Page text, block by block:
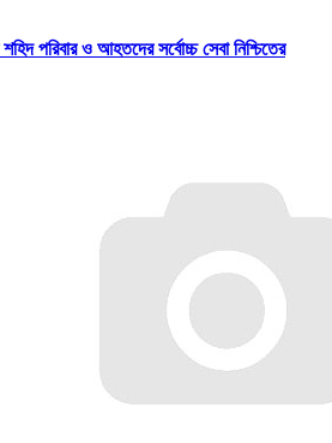
পরিবার ও আহতদের সর্বোচ্চ সেবা নিশ্চিতের